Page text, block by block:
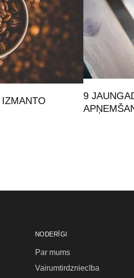
9
NODERĪGI
Par mums
Vairumtirdzniecība